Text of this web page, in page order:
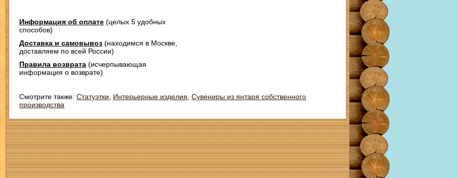
Информация об оплате (целых 5 удобных
способов)
Доставка и самовывоз (находимся в Москве,
доставляем по всей России)
Правила возврата (исчерпывающая
информация о возврате)
Смотрите также: Статуэтки Интерьерные изделия Сувениры из янтаря собственного
производства